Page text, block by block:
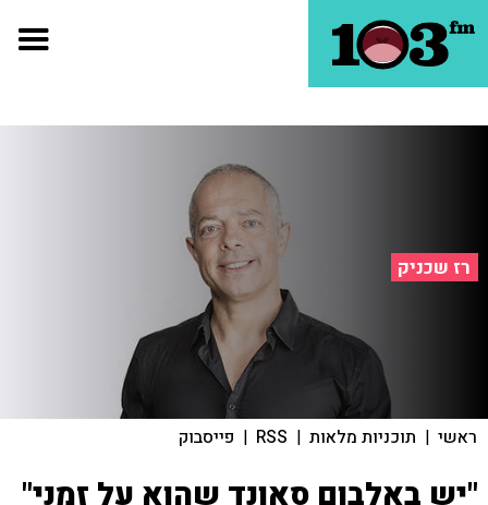
רז שכניק
ראשי | תוכניות מלאות |
RSS
| פייסבוק
"יש באלבום סאונד שהוא על זמני"